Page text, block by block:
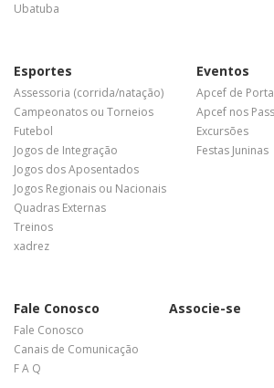
Ubatuba
Esportes
Assessoria (corrida/natação)
Campeonatos ou Torneios
Futebol
Jogos de Integração
Jogos dos Aposentados
Jogos Regionais ou Nacionais
Quadras Externas
Treinos
xadrez
Eventos
Apcef de
Apcef nos
Excursões
Festas Juninas
Fale Conosco
Fale Conosco
Canais de Comunicação
F A Q
Associe-se